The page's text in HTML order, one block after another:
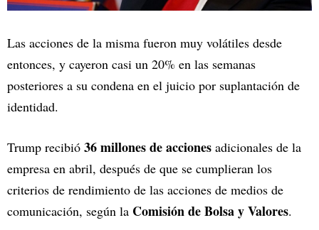
Las acciones de la misma fueron muy volátiles desde
entonces, y cayeron casi un 20% en las semanas
posteriores a su condena en el juicio por suplantación de
identidad.
Trump recibió 36 millones de acciones adicionales de la
empresa en abril, después de que se cumplieran los
criterios de rendimiento de las acciones de medios de
comunicación, según la Comisión de Bolsa y Valores.